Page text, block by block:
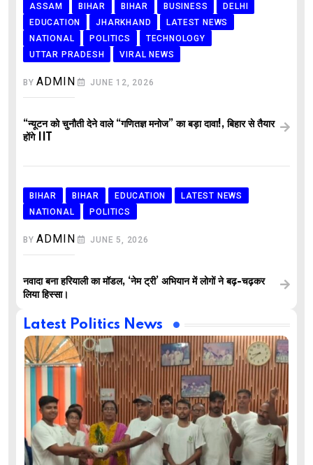
ASSAM BIHAR BIHAR BUSINESS
DELHI
EDUCATION
JHARKHAND
LATEST NEWS
NATIONAL
POLITICS
TECHNOLOGY
UTTAR PRADESH
VIRAL NEWS
BYADMIN JUNE 12, 2026
“न्यूटन को चुनौती देने वाले “गणितज्ञ मनोज” का बड़ा दावा!, बिहार से तैयार
होंगे IIT
BIHAR BIHAR EDUCATION
LATEST NEWS
NATIONAL
POLITICS
BYADMIN JUNE 5, 2026
नवादा बना हरियाली का मॉडल, ‘नेम ट्री’ अभियान में लोगों ने बढ़-चढ़कर
लिया हिस्सा।
Latest Politics News